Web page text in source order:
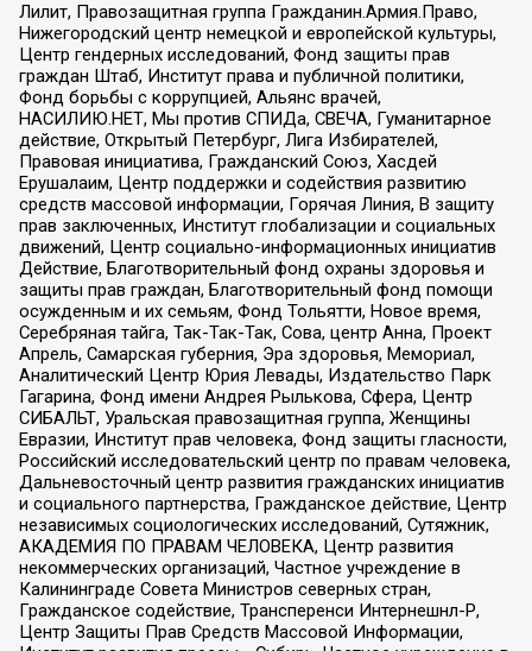
Лилит, Правозащитная группа Гражданин.Армия.Право,
Нижегородский центр немецкой и европейской культуры,
Центр гендерных исследований, Фонд защиты прав
граждан Штаб, Институт права и публичной политики,
Фонд борьбы с коррупцией, Альянс врачей,
НАСИЛИЮ.НЕТ, Мы против СПИДа, СВЕЧА, Гуманитарное
действие, Открытый Петербург, Лига Избирателей,
Правовая инициатива, Гражданский Союз, Хасдей
Ерушалаим, Центр поддержки и содействия развитию
средств массовой информации, Горячая Линия, В защиту
прав заключенных, Институт глобализации и социальных
движений, Центр социально-информационных инициатив
Действие, Благотворительный фонд охраны здоровья и
защиты прав граждан, Благотворительный фонд помощи
осужденным и их семьям, Фонд Тольятти, Новое время,
Серебряная тайга, Так-Так-Так, Сова, центр Анна, Проект
Апрель, Самарская губерния, Эра здоровья, Мемориал,
Аналитический Центр Юрия Левады, Издательство Парк
Гагарина, Фонд имени Андрея Рылькова, Сфера, Центр
СИБАЛЬТ, Уральская правозащитная группа, Женщины
Евразии, Институт прав человека, Фонд защиты гласности,
Российский исследовательский центр по правам человека,
Дальневосточный центр развития гражданских инициатив
и социального партнерства, Гражданское действие, Центр
независимых социологических исследований, Сутяжник,
АКАДЕМИЯ ПО ПРАВАМ ЧЕЛОВЕКА, Центр развития
некоммерческих организаций, Частное учреждение в
Калининграде Совета Министров северных стран,
Гражданское содействие, Трансперенси Интернешнл-Р,
Центр Защиты Прав Средств Массовой Информации,